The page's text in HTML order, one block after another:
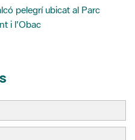
pelegrí ubicat al Parc
i l'Obac